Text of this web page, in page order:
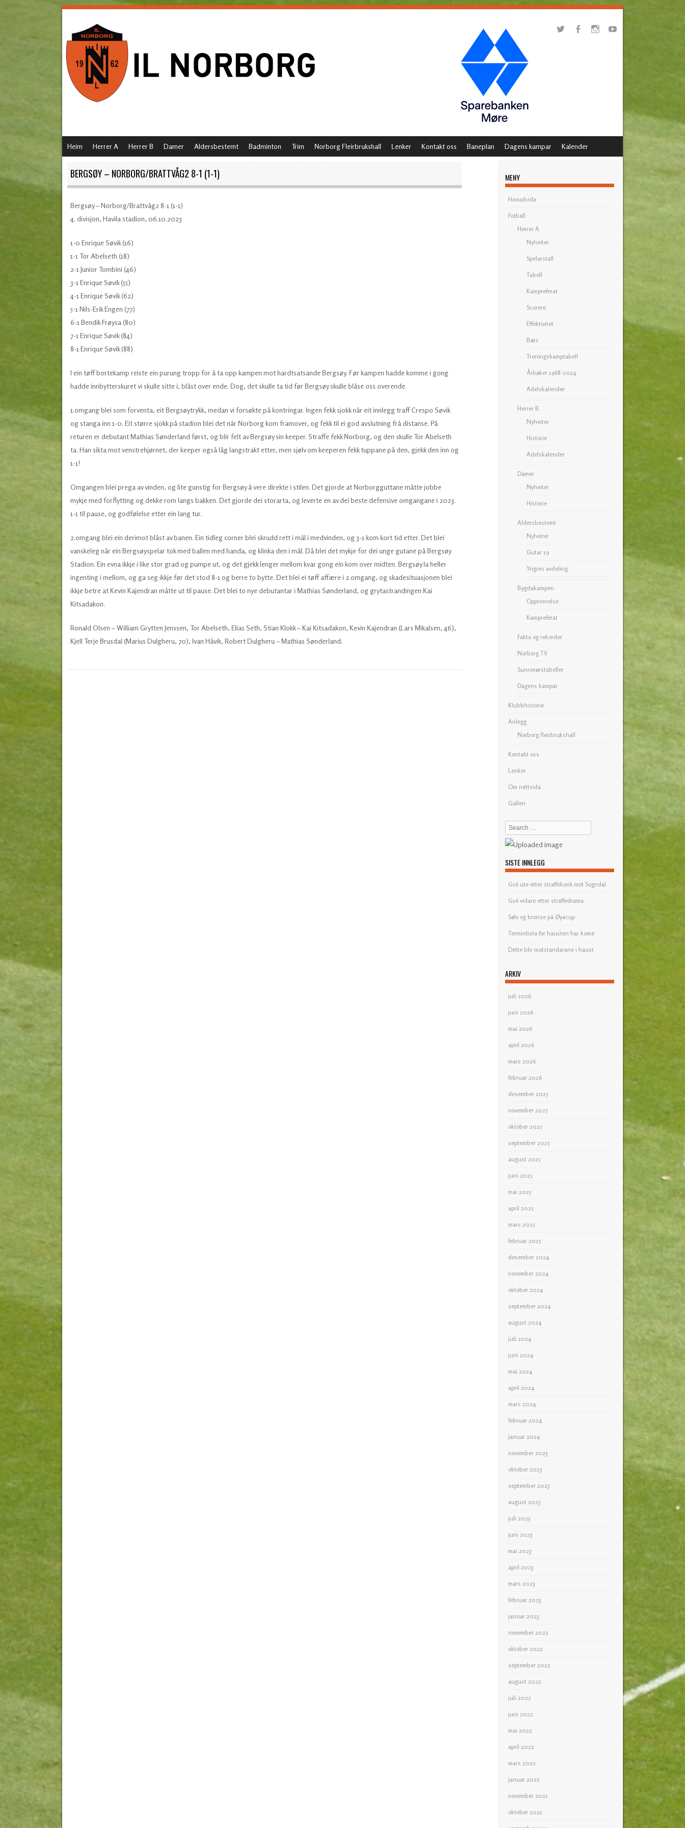
MENU
SKIP TO CONTENT
Heim Herrer A Herrer B Damer Aldersbestemt Badminton Trim Norborg Fleirbrukshall Lenker Kontakt oss Baneplan Dagens kampar Kalender
BERGSØY – NORBORG/BRATTVÅG2 8-1 (1-1)
Bergsøy – Norborg/Brattvåg2 8-1 (1-1)
4. divisjon, Havila stadion, 06.10.2023
1-0 Enrique Søvik (16)
1-1 Tor Abelseth (18)
2-1 Junior Tombini (46)
3-1 Enrique Søvik (55)
4-1 Enrique Søvik (62)
5-1 Nils-Erik Engen (77)
6-1 Bendik Frøysa (80)
7-1 Enrique Søvik (84)
8-1 Enrique Søvik (88)
I ein tøff bortekamp reiste ein purung tropp for å ta opp kampen mot hardtsatsande Bergsøy. Før kampen hadde komme i gong
hadde innbytterskuret vi skulle sitte i, blåst over ende. Dog, det skulle ta tid før Bergsøy skulle blåse oss overende.
1.omgang blei som forventa, eit Bergsøytrykk, medan vi forsøkte på kontringar. Ingen fekk sjokk når eit innlegg traff Crespo Søvik
og stanga inn 1-0. Eit større sjokk på stadion blei det når Norborg kom framover, og fekk til ei god avslutning frå distanse. På
returen er debutant Mathias Sønderland først, og blir felt av Bergsøy sin keeper. Straffe fekk Norborg, og den skulle Tor Abelseth
ta. Han sikta mot venstrehjørnet, der keeper også låg langstrakt etter, men sjølv om keeperen fekk tuppane på den, gjekk den inn og
1-1!
Omgangen blei prega av vinden, og lite gunstig for Bergsøy å vere direkte i stilen. Det gjorde at Norborgguttane måtte jobbe
mykje med forflytting og dekke rom langs bakken. Det gjorde dei storarta, og leverte en av dei beste defensive omgangane i 2023.
1-1 til pause, og godfølelse etter ein lang tur.
2.omgang blei ein derimot blåst av banen. Ein tidleg corner blei skrudd rett i mål i medvinden, og 3-1 kom kort tid etter. Det blei
vanskeleg når ein Bergsøyspelar tok med ballen med handa, og klinka den i mål. Då blei det mykje for dei unge gutane på Bergsøy
Stadion. Ein evna ikkje i like stor grad og pumpe ut, og det gjekk lenger mellom kvar gong ein kom over midten. Bergsøy la heller
ingenting i mellom, og ga seg ikkje før det stod 8-1 og berre to bytte. Det blei ei tøff affære i 2.omgang, og skadesituasjonen blei
ikkje betre at Kevin Kajendran måtte ut til pause. Det blei to nye debutantar i Mathias Sønderland, og grytastrandingen Kai
Kitsadakon.
Ronald Olsen – William Grytten Jenssen, Tor Abelseth, Elias Seth, Stian Klokk – Kai Kitsadakon, Kevin Kajendran (Lars Mikalsen, 46),
Kjell Terje Brusdal (Marius Dulgheru, 70), Ivan Håvik, Robert Dulgheru – Mathias Sønderland.
MENY
Hovudsida
Fotball
Herrer A
Nyheiter
Spelarstall
Tabell
Kampreferat
Scorere
Effektivitet
Børs
Treningskamptabell
Årbøker 1968-2024
Adelskalender
Herrer B
Nyheiter
Historie
Adelskalender
Damer
Nyheiter
Historie
Aldersbestemt
Nyheiter
Gutar 19
Yngres avdeling
Bygdakampen
Opprinnelse
Kampreferat
Fakta og rekorder
Norborg TV
Sunnmørstabeller
Dagens kampar
Klubbhistorie
Anlegg
Norborg fleirbrukshall
Kontakt oss
Lenker
Om nettsida
Galleri
Search
SISTE INNLEGG
G16 ute etter straffekonk mot Sogndal
G16 vidare etter straffedrama
Sølv og bronse på Øyacup
Terminlista for hausten har kome
Dette blir motstandarane i haust
ARKIV
juli 2026
juni 2026
mai 2026
april 2026
mars 2026
februar 2026
desember 2025
november 2025
oktober 2025
september 2025
august 2025
juni 2025
mai 2025
april 2025
mars 2025
februar 2025
desember 2024
november 2024
oktober 2024
september 2024
august 2024
juli 2024
juni 2024
mai 2024
april 2024
mars 2024
februar 2024
januar 2024
november 2023
oktober 2023
september 2023
august 2023
juli 2023
juni 2023
mai 2023
april 2023
mars 2023
februar 2023
januar 2023
november 2022
oktober 2022
september 2022
august 2022
juli 2022
juni 2022
mai 2022
april 2022
mars 2022
januar 2022
november 2021
oktober 2021